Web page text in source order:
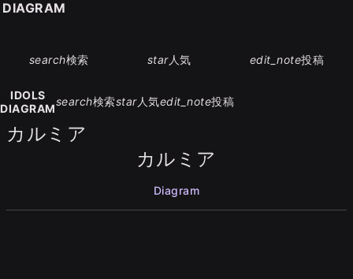
search検索 star人気 edit_note投稿
IDOLS
DIAGRAM
search検索star人気edit_note投稿
カルミア
カルミア
Diagram